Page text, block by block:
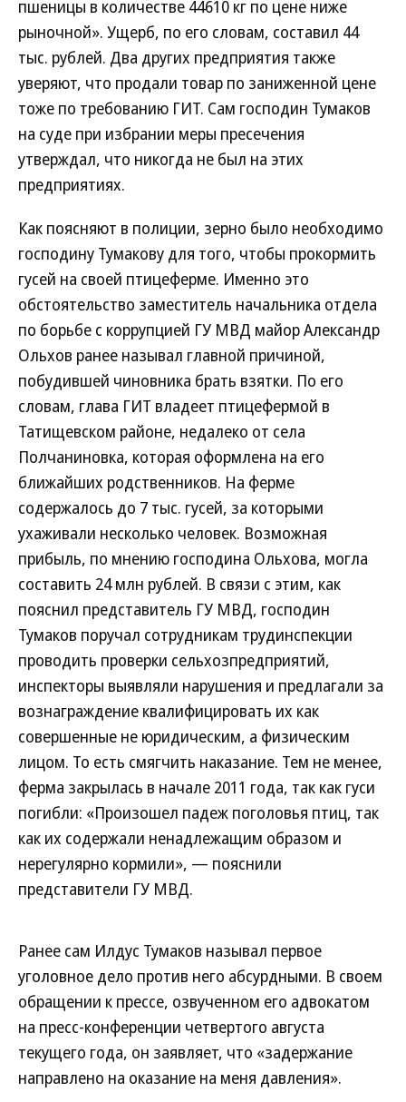
пшеницы в количестве 44610 кг по цене ниже
рыночной». Ущерб, по его словам, составил 44
тыс. рублей. Два других предприятия также
уверяют, что продали товар по заниженной цене
тоже по требованию ГИТ. Сам господин Тумаков
на суде при избрании меры пресечения
утверждал, что никогда не был на этих
предприятиях.
Как поясняют в полиции, зерно было необходимо
господину Тумакову для того, чтобы прокормить
гусей на своей птицеферме. Именно это
обстоятельство заместитель начальника отдела
по борьбе с коррупцией ГУ МВД майор Александр
Ольхов ранее называл главной причиной,
побудившей чиновника брать взятки. По его
словам, глава ГИТ владеет птицефермой в
Татищевском районе, недалеко от села
Полчаниновка, которая оформлена на его
ближайших родственников. На ферме
содержалось до 7 тыс. гусей, за которыми
ухаживали несколько человек. Возможная
прибыль, по мнению господина Ольхова, могла
составить 24 млн рублей. В связи с этим, как
пояснил представитель ГУ МВД, господин
Тумаков поручал сотрудникам трудинспекции
проводить проверки сельхозпредприятий,
инспекторы выявляли нарушения и предлагали за
вознаграждение квалифицировать их как
совершенные не юридическим, а физическим
лицом. То есть смягчить наказание. Тем не менее,
ферма закрылась в начале 2011 года, так как гуси
погибли: «Произошел падеж поголовья птиц, так
как их содержали ненадлежащим образом и
нерегулярно кормили», — пояснили
представители ГУ МВД.
Ранее сам Илдус Тумаков называл первое
уголовное дело против него абсурдными. В своем
обращении к прессе, озвученном его адвокатом
на пресс-конференции четвертого августа
текущего года, он заявляет, что «задержание
направлено на оказание на меня давления».